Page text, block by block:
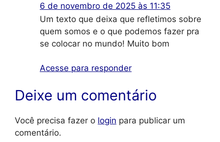
6 de novembro de 2025 às 11:35
Um texto que deixa que refletimos sobre
quem somos e o que podemos fazer pra
se colocar no mundo! Muito bom
Acesse para responder
Deixe um comentário
Você precisa fazer o login para publicar um
comentário.